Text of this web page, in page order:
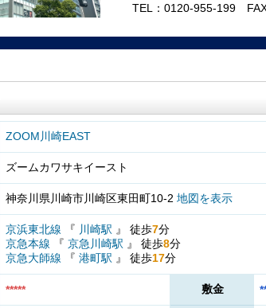
TEL：0120-955-199
ZOOM川崎EAST
ズームカワサキイースト
神奈川県川崎市川崎区東田町10-2 地図を表示
京浜東北線 『 川崎駅 』 徒歩7分
京急本線
『 京急川崎駅 』 徒歩8分
京急大師線
『 港町駅 』 徒歩17分
***** 敷金